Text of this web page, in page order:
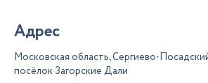
Адрес
Московская область, Сергиево-
посёлок Загорские Дали